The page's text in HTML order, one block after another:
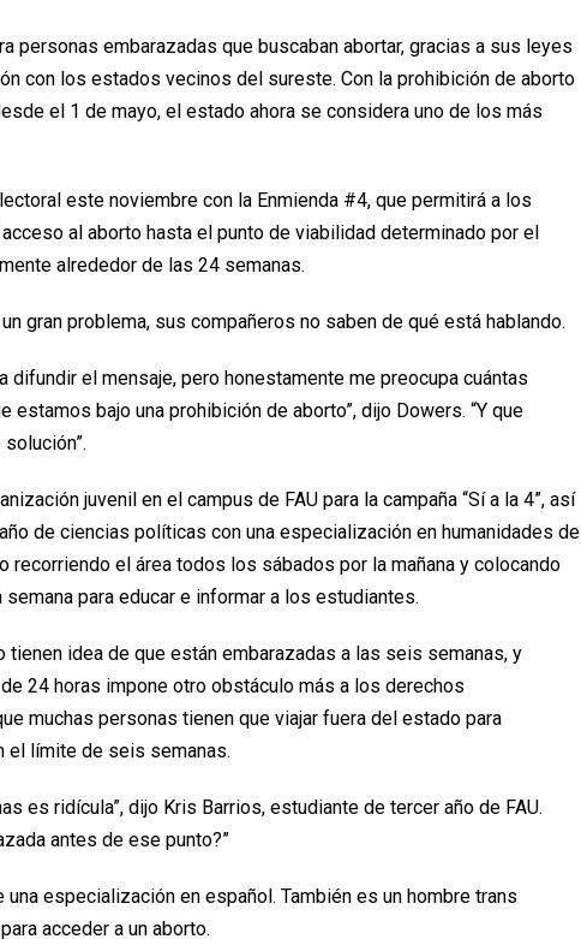
personas embarazadas que buscaban abortar, gracias a sus leyes
con los estados vecinos del sureste. Con la prohibición de aborto
el 1 de mayo, el estado ahora se considera uno de los más
este noviembre con la Enmienda #4, que permitirá a los
al aborto hasta el punto de viabilidad determinado por el
alrededor de las 24 semanas.
gran problema, sus compañeros no saben de qué está hablando.
difundir el mensaje, pero honestamente me preocupa cuántas
estamos bajo una prohibición de aborto”, dijo Dowers. “Y que
juvenil en el campus de FAU para la campaña “Sí a la 4”, así
de ciencias políticas con una especialización en humanidades de
recorriendo el área todos los sábados por la mañana y colocando
para educar e informar a los estudiantes.
tienen idea de que están embarazadas a las seis semanas, y
24 horas impone otro obstáculo más a los derechos
muchas personas tienen que viajar fuera del estado para
el límite de seis semanas.
es ridícula”, dijo Kris Barrios, estudiante de tercer año de FAU.
antes de ese punto?”
especialización en español. También es un hombre trans
acceder a un aborto.